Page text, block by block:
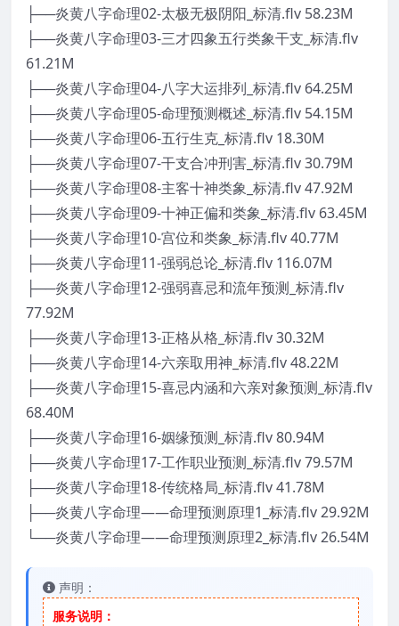
├──炎黄八字命理02-太极无极阴阳_标清.flv 58.23M
├──炎黄八字命理03-三才四象五行类象干支_标清.flv
61.21M
├──炎黄八字命理04-八字大运排列_标清.flv 64.25M
├──炎黄八字命理05-命理预测概述_标清.flv 54.15M
├──炎黄八字命理06-五行生克_标清.flv 18.30M
├──炎黄八字命理07-干支合冲刑害_标清.flv 30.79M
├──炎黄八字命理08-主客十神类象_标清.flv 47.92M
├──炎黄八字命理09-十神正偏和类象_标清.flv 63.45M
├──炎黄八字命理10-宫位和类象_标清.flv 40.77M
├──炎黄八字命理11-强弱总论_标清.flv 116.07M
├──炎黄八字命理12-强弱喜忌和流年预测_标清.flv
77.92M
├──炎黄八字命理13-正格从格_标清.flv 30.32M
├──炎黄八字命理14-六亲取用神_标清.flv 48.22M
├──炎黄八字命理15-喜忌内涵和六亲对象预测_标清.flv
68.40M
├──炎黄八字命理16-姻缘预测_标清.flv 80.94M
├──炎黄八字命理17-工作职业预测_标清.flv 79.57M
├──炎黄八字命理18-传统格局_标清.flv 41.78M
├──炎黄八字命理——命理预测原理1_标清.flv 29.92M
└──炎黄八字命理——命理预测原理2_标清.flv 26.54M
声明：
服务说明：